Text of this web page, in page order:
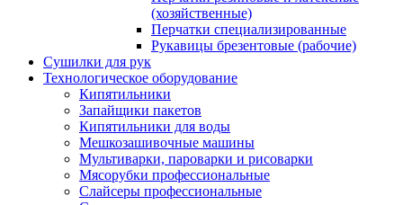
(хозяйственные)
Перчатки специализированные
Рукавицы брезентовые (рабочие)
Сушилки для рук
Технологическое оборудование
Кипятильники
Запайщики пакетов
Кипятильники для воды
Мешкозашивочные машины
Мультиварки, пароварки и рисоварки
Мясорубки профессиональные
Слайсеры профессиональные